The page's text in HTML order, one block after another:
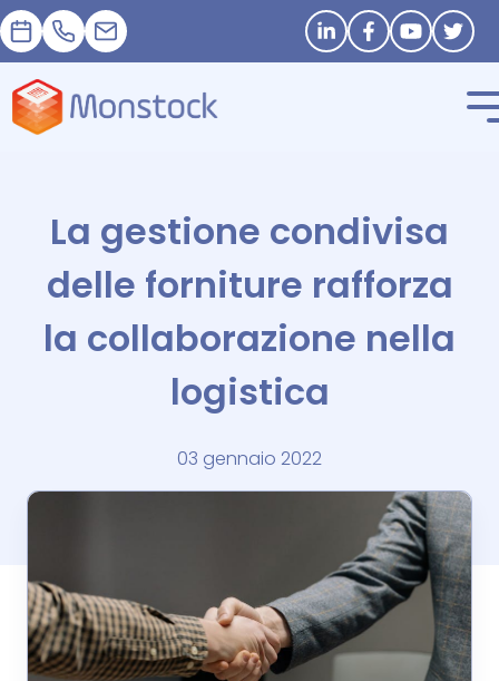
Appuntamento
+33 1 83 62 25 41
contact@monstock.net Stay in touch
La gestione condivisa
delle forniture rafforza
la collaborazione nella
logistica
03 gennaio 2022